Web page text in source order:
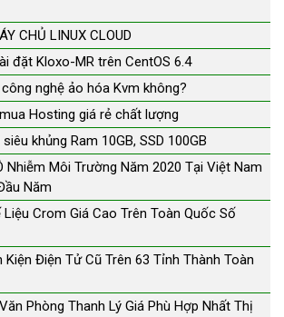
CHỦ LINUX CLOUD
đặt Kloxo-MR trên CentOS 6.4
nghệ ảo hóa Kvm không?
Hosting giá rẻ chất lượng
khủng Ram 10GB, SSD 100GB
Nhiễm Môi Trường Năm 2020 Tại Việt Nam
Năm
Liệu Crom Giá Cao Trên Toàn Quốc Số
Kiện Điện Tử Cũ Trên 63 Tỉnh Thành Toàn
Phòng Thanh Lý Giá Phù Hợp Nhất Thị